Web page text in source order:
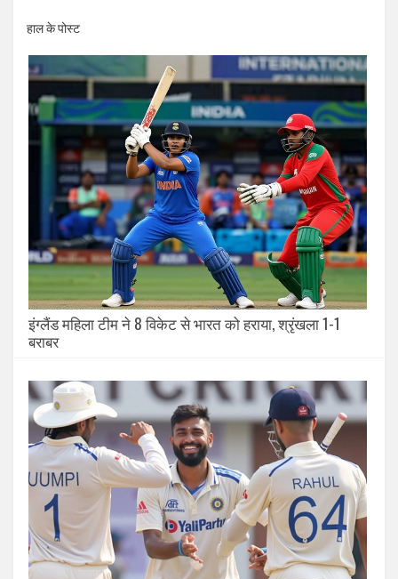
हाल के पोस्ट
इंग्लैंड महिला टीम ने 8 विकेट से भारत को हराया, श्रृंखला 1-1
बराबर